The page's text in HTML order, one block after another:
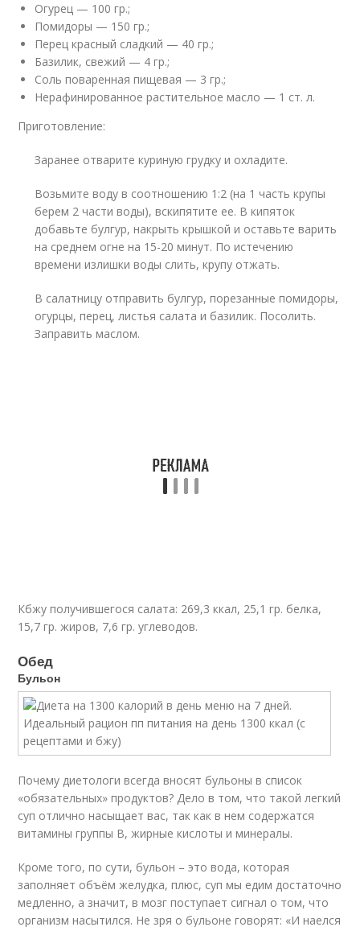
Огурец — 100 гр.;
Помидоры — 150 гр.;
Перец красный сладкий — 40 гр.;
Базилик, свежий — 4 гр.;
Соль поваренная пищевая — 3 гр.;
Нерафинированное растительное масло — 1 ст. л.
Приготовление:
Заранее отварите куриную грудку и охладите.
Возьмите воду в соотношению 1:2 (на 1 часть крупы
берем 2 части воды), вскипятите ее. В кипяток
добавьте булгур, накрыть крышкой и оставьте варить
на среднем огне на 15-20 минут. По истечению
времени излишки воды слить, крупу отжать.
В салатницу отправить булгур, порезанные помидоры,
огурцы, перец, листья салата и базилик. Посолить.
Заправить маслом.
Кбжу получившегося салата: 269,3 ккал, 25,1 гр. белка,
15,7 гр. жиров, 7,6 гр. углеводов.
Обед
Бульон
Почему диетологи всегда вносят бульоны в список
«обязательных» продуктов? Дело в том, что такой легкий
суп отлично насыщает вас, так как в нем содержатся
витамины группы В, жирные кислоты и минералы.
Кроме того, по сути, бульон – это вода, которая
заполняет объём желудка, плюс, суп мы едим достаточно
медленно, а значит, в мозг поступает сигнал о том, что
организм насытился. Не зря о бульоне говорят: «И наелся